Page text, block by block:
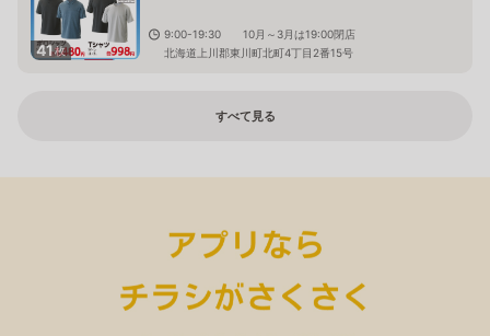
41枚
9:00-19:30 10月～3月は19:00閉店
北海道上川郡東川町北町4丁目2番15号
すべて見る